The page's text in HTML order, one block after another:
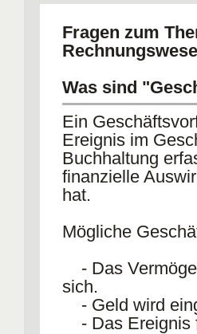
Fragen zum
Was sind
Ein
Ereignis im
Buchhaltung
finanzielle
hat.
Mögliche
- Das
sich.
- Geld wird
- Das Ereignis